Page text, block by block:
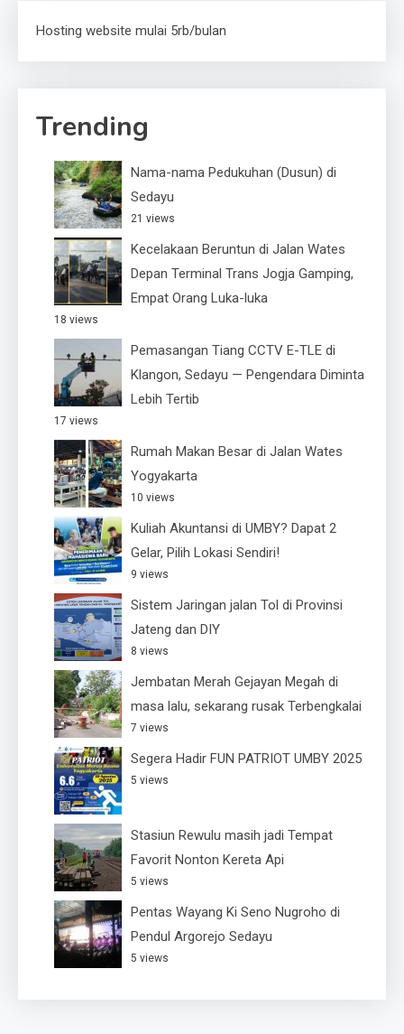
Hosting website mulai 5rb/bulan
Trending
Nama-nama Pedukuhan (Dusun) di
Sedayu
21 views
Kecelakaan Beruntun di Jalan Wates
Depan Terminal Trans Jogja Gamping,
Empat Orang Luka-luka
18 views
Pemasangan Tiang CCTV E-TLE di
Klangon, Sedayu — Pengendara Diminta
Lebih Tertib
17 views
Rumah Makan Besar di Jalan Wates
Yogyakarta
10 views
Kuliah Akuntansi di UMBY? Dapat 2
Gelar, Pilih Lokasi Sendiri!
9 views
Sistem Jaringan jalan Tol di Provinsi
Jateng dan DIY
8 views
Jembatan Merah Gejayan Megah di
masa lalu, sekarang rusak Terbengkalai
7 views
Segera Hadir FUN PATRIOT UMBY 2025
5 views
Stasiun Rewulu masih jadi Tempat
Favorit Nonton Kereta Api
5 views
Pentas Wayang Ki Seno Nugroho di
Pendul Argorejo Sedayu
5 views